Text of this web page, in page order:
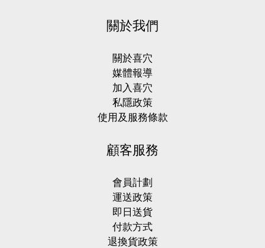
關於我們
關於喜穴
媒體報導
加入喜穴
私隱政策
使用及服務條款
顧客服務
會員計劃
運送政策
即日送貨
付款方式
退換貨政策